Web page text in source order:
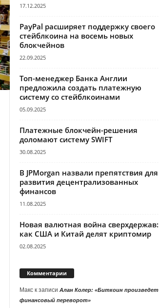
17.12.2025
PayPal расширяет поддержку своего
стейблкоина на восемь новых
блокчейнов
22.09.2025
Топ-менеджер Банка Англии
предложила создать платежную
систему со стейблкоинами
05.09.2025
Платежные блокчейн-решения
доломают систему SWIFT
30.08.2025
В JPMorgan назвали препятствия для
развития децентрализованных
финансов
11.08.2025
Новая валютная война сверхдержав:
как США и Китай делят криптомир
02.08.2025
Комментарии
Макск записи Алан Колер: «Биткоин произведет
финансовый переворот»